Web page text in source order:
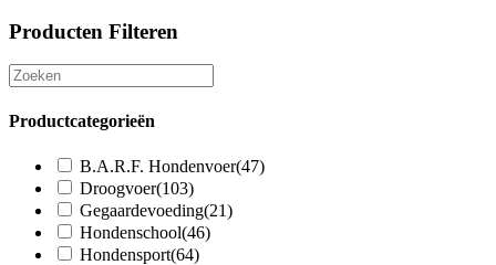
Producten Filteren
Productcategorieën
B.A.R.F. Hondenvoer(47)
Droogvoer(103)
Gegaardevoeding(21)
Hondenschool(46)
Hondensport(64)